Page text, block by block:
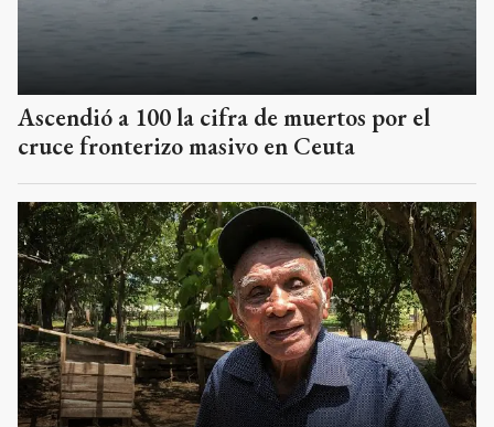
Ascendió a 100 la cifra de muertos por el
cruce fronterizo masivo en Ceuta